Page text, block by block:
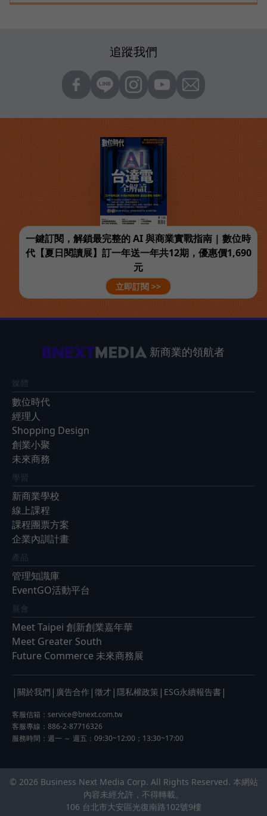
追蹤我們
一鍵訂閱，解鎖最完整的 AI 與商業實戰指南 | 數位時
代【夏日閱讀展】訂一年送一年共12期，優惠價1,690
元
立即訂閱 >>
新商業的領航者
媒體
數位時代
經理人
Shopping Design
創業小聚
未來商務
學習
新商業學校
線上課程
課程團票方案
企業內訓計畫
產品
管理知識庫
EventGO活動平台
展會
Meet Taipei 創新創業嘉年華
Meet Greater South
Future Commerce 未來商務展
| 關於我們 | 廣告合作 | 徵才 | 隱私權政策 | ESG永續報告書 |
客服信箱： service@bnext.com.tw
客服專線：886-2-87716326
服務時間：週一 ～ 週五：09:30~12:00；13:30~17:00
© 2026 Business Next Media Corp. All Rights Reserved. 本網站
內容未經允許，不得轉載。
106 台北市大安區光復南路102號9樓